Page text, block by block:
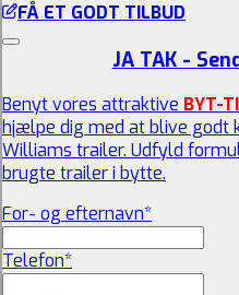
FÅ ET GODT TILBUD
JA TAK -
Benyt vores attraktive BYT-
hjælpe dig med at blive godt
Williams trailer. Udfyld
brugte trailer i bytte.
For- og efternavn*
Telefon*